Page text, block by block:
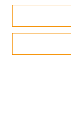
Konto